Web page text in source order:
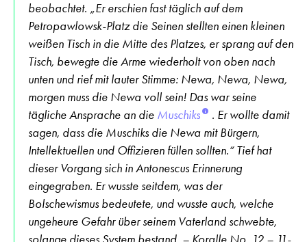
beobachtet. „Er erschien fast täglich auf dem
Petropawlowsk-Platz die Seinen stellten einen kleinen
weißen Tisch in die Mitte des Platzes, er sprang auf den
Tisch, bewegte die Arme wiederholt von oben nach
unten und rief mit lauter Stimme: Newa, Newa, Newa,
morgen muss die Newa voll sein! Das war seine
tägliche Ansprache an die Muschiks
. Er wollte damit
sagen, dass die Muschiks die Newa mit Bürgern,
Intellektuellen und Offizieren füllen sollten.“ Tief hat
dieser Vorgang sich in Antonescus Erinnerung
eingegraben. Er wusste seitdem, was der
Bolschewismus bedeutete, und wusste auch, welche
ungeheure Gefahr über seinem Vaterland schwebte,